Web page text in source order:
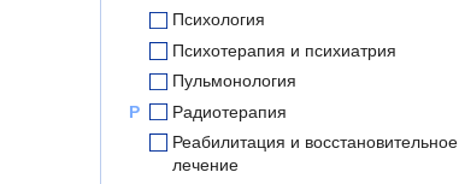
Психология
Психотерапия и психиатрия
Пульмонология
Р
Радиотерапия
Реабилитация и восстановительное
лечение